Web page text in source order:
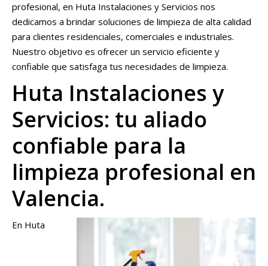
profesional, en Huta Instalaciones y Servicios nos
dedicamos a brindar soluciones de limpieza de alta calidad
para clientes residenciales, comerciales e industriales.
Nuestro objetivo es ofrecer un servicio eficiente y
confiable que satisfaga tus necesidades de limpieza.
Huta Instalaciones y
Servicios: tu aliado
confiable para la
limpieza profesional en
Valencia.
En Huta